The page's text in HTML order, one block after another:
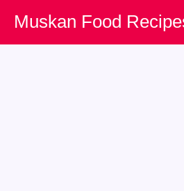
content
Muskan Food